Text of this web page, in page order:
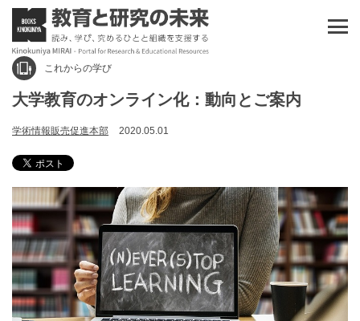
これからの学び
大学教育のオンライン化：動向とご案内
学術情報販売促進本部 2020.05.01